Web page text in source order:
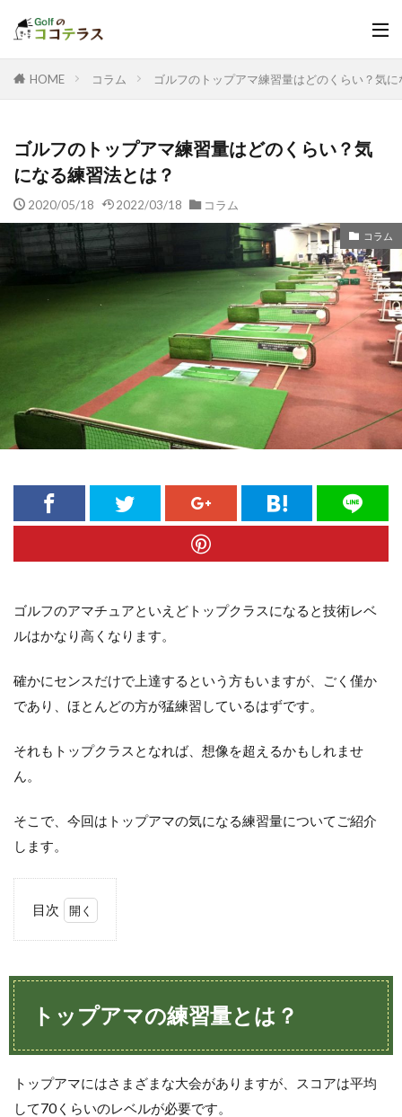
HOME コラム ゴルフのトップアマ練習量はどのくらい？気
ゴルフのトップアマ練習量はどのくらい？気
になる練習法とは？
2020/05/18 2022/03/18 コラム
コラム
ゴルフのアマチュアといえどトップクラスになると技術レベ
ルはかなり高くなります。
確かにセンスだけで上達するという方もいますが、ごく僅か
であり、ほとんどの方が猛練習しているはずです。
それもトップクラスとなれば、想像を超えるかもしれませ
ん。
そこで、今回はトップアマの気になる練習量についてご紹介
します。
目次
練習
量と
練習
次第
トップアマの練習量とは？
トップアマにはさまざまな大会がありますが、スコアは平均
して70くらいのレベルが必要です。